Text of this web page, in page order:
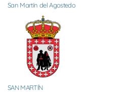
San Martín del Agostedo
SAN MARTÍN